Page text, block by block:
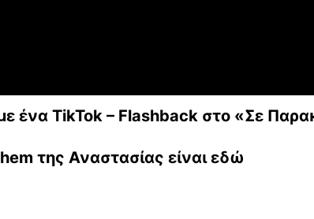
ένα TikTok – Flashback στο «Σε
της Αναστασίας είναι εδώ